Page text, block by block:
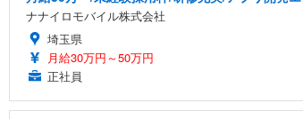
ナナイロモバイル株式会社
埼玉県
月給30万円～50万円
正社員